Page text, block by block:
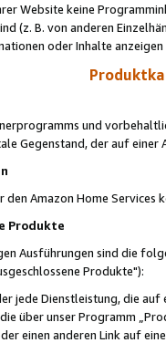
Website keine
(z. B. von anderen
oder Inhalte
und
Gegenstand, der auf
den Amazon Home Services
Produkte
Ausführungen sind die
Produkte"):
jede Dienstleistung, die
über unser Programm
einen anderen Link auf